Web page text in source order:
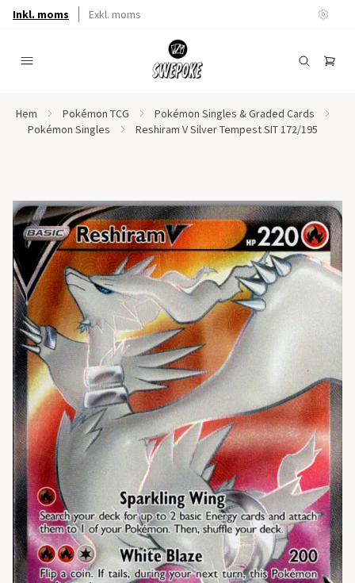
Inkl. moms Exkl. moms
Hem Pokémon TCG
Pokémon Singles & Graded Cards
Pokémon Singles
Reshiram V Silver Tempest SIT 172/195